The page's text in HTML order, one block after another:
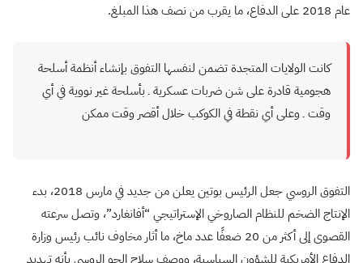
عام 2018 على الدفاع، ما يقرب من نصف هذا المبلغ.
كانت الولايات المتجدة تضمن لنفسها التفوق بإنشاء أنظمة أسلحة
هجومية قادرة على شن ضربات عسكرية ـ بأسلحة غير نووية في أي
وقت ـ وعلى أي نقطة في الكوكب خلال أقصر وقت ممكن
التفوق الروسي جعل الرئيس بوتين يعلن من جديد في مارس 2018، بدء
الإنتاج الضخم للنظام الصاروخي الإستراتيجي “أفانغارد”، وتصل سرعته
القصوى إلى أكثر من 20 ضعفًا عدد ماخ، ما أثار مخاوف نائب رئيس وزارة
الدفاع الأمريكية للشؤون السياسية، ووصف سلاح الجو الروسي بأنه تهديد